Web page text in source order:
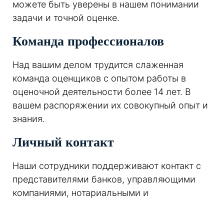
можете быть уверены в нашем понимании
задачи и точной оценке.
Команда профессионалов
Над вашим делом трудится слаженная
команда оценщиков с опытом работы в
оценочной деятельности более 14 лет. В
вашем распоряжении их совокупный опыт и
знания.
Личный контакт
Наши сотрудники поддерживают контакт с
представителями банков, управляющими
компаниями, нотариальными и